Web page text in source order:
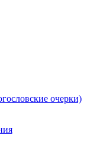
очерки)